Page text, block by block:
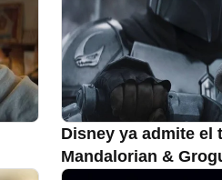
Disney ya admite el
Mandalorian &